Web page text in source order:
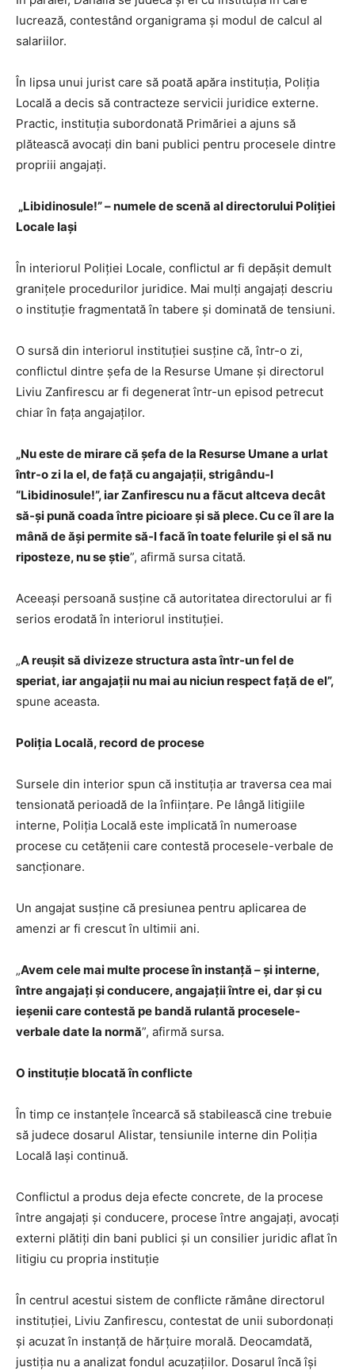
lucrează, contestând organigrama și modul de calcul al
salariilor.
În lipsa unui jurist care să poată apăra instituția, Poliția
Locală a decis să contracteze servicii juridice externe.
Practic, instituția subordonată Primăriei a ajuns să
plătească avocați din bani publici pentru procesele dintre
propriii angajați.
„Libidinosule!” – numele de scenă al directorului Poliției
Locale Iași
În interiorul Poliției Locale, conflictul ar fi depășit demult
granițele procedurilor juridice. Mai mulți angajați descriu
o instituție fragmentată în tabere și dominată de tensiuni.
O sursă din interiorul instituției susține că, într-o zi,
conflictul dintre șefa de la Resurse Umane și directorul
Liviu Zanfirescu ar fi degenerat într-un episod petrecut
chiar în fața angajaților.
„Nu este de mirare că șefa de la Resurse Umane a urlat
într-o zi la el, de față cu angajații, strigându-l
“Libidinosule!”, iar Zanfirescu nu a făcut altceva decât
să-și pună coada între picioare și să plece. Cu ce îl are la
mână de ăși permite să-l facă în toate felurile și el să nu
riposteze, nu se știe”, afirmă sursa citată.
Aceeași persoană susține că autoritatea directorului ar fi
serios erodată în interiorul instituției.
„A reușit să divizeze structura asta într-un fel de
speriat, iar angajații nu mai au niciun respect față de el”,
spune aceasta.
Poliția Locală, record de procese
Sursele din interior spun că instituția ar traversa cea mai
tensionată perioadă de la înființare. Pe lângă litigiile
interne, Poliția Locală este implicată în numeroase
procese cu cetățenii care contestă procesele-verbale de
sancționare.
Un angajat susține că presiunea pentru aplicarea de
amenzi ar fi crescut în ultimii ani.
„Avem cele mai multe procese în instanță – și interne,
între angajați și conducere, angajații între ei, dar și cu
ieșenii care contestă pe bandă rulantă procesele-
verbale date la normă”, afirmă sursa.
O instituție blocată în conflicte
În timp ce instanțele încearcă să stabilească cine trebuie
să judece dosarul Alistar, tensiunile interne din Poliția
Locală Iași continuă.
Conflictul a produs deja efecte concrete, de la procese
între angajați și conducere, procese între angajați, avocați
externi plătiți din bani publici și un consilier juridic aflat în
litigiu cu propria instituție
În centrul acestui sistem de conflicte rămâne directorul
instituției, Liviu Zanfirescu, contestat de unii subordonați
și acuzat în instanță de hărțuire morală. Deocamdată,
justiția nu a analizat fondul acuzațiilor. Dosarul încă își